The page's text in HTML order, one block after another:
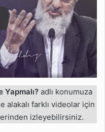
Yapmalı? adlı konumuza
alakalı farklı videolar için
izleyebilirsiniz.